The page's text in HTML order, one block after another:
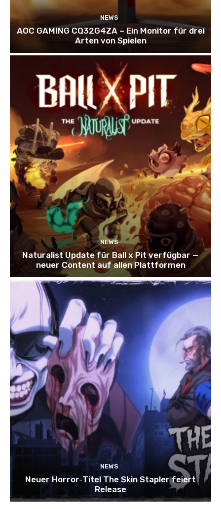
NEWS
AOC GAMING CQ32G4ZA – Ein Monitor für drei
Arten von Spielen
NEWS
Naturalist Update für Ball x Pit verfügbar —
neuer Content auf allen Plattformen
NEWS
Neuer Horror‑Titel The Skin Stapler feiert
Release